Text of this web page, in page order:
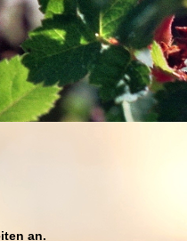
an.